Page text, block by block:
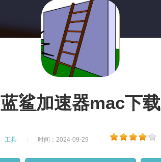
蓝鲨加速器mac下载
工具 时间：2024-09-29